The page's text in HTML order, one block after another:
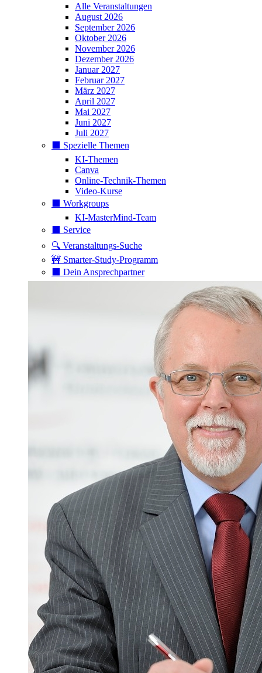
Alle Veranstaltungen
August 2026
September 2026
Oktober 2026
November 2026
Dezember 2026
Januar 2027
Februar 2027
März 2027
April 2027
Mai 2027
Juni 2027
Juli 2027
⬛️ Spezielle Themen
KI-Themen
Canva
Online-Technik-Themen
Video-Kurse
⬛️ Workgroups
KI-MasterMind-Team
⬛️ Service
🔍 Veranstaltungs-Suche
🚧 Smarter-Study-Programm
⬛️ Dein Ansprechpartner